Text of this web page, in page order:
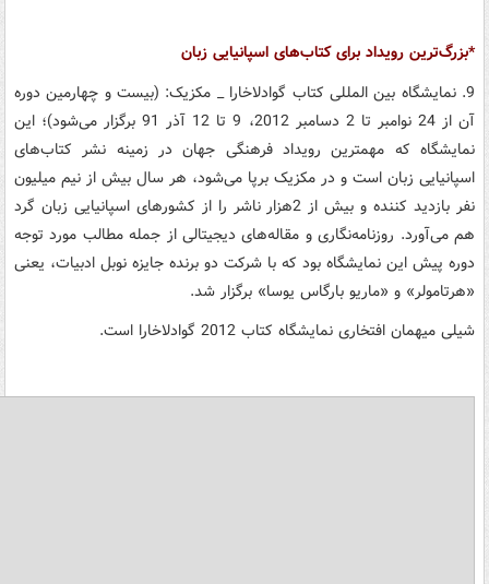
*بزرگ‌ترین رویداد برای کتاب‌های اسپانیایی زبان
9. نمایشگاه بین المللی کتاب گوادلاخارا _ مکزیک: (بیست و چهارمین دوره
آن از 24 نوامبر تا 2 دسامبر 2012، 9 تا 12 آذر 91 برگزار می‌شود)؛ این
نمایشگاه که مهمترین رویداد فرهنگی جهان در زمینه نشر کتاب‌های
اسپانیایی زبان است و در مکزیک برپا می‌شود، هر سال بیش از نیم میلیون
نفر بازدید کننده و بیش از 2هزار ناشر را از کشورهای اسپانیایی زبان گرد
هم می‌آورد. روزنامه‌نگاری و مقاله‌های دیجیتالی از جمله مطالب مورد توجه
دوره پیش این نمایشگاه بود که با شرکت دو برنده جایزه نوبل ادبیات، یعنی
«هرتامولر» و «ماریو بارگاس یوسا» برگزار شد.
شیلی میهمان افتخاری نمایشگاه کتاب 2012 گوادلاخارا است.